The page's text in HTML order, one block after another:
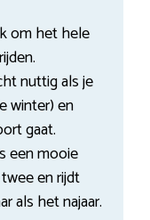
om het hele
nuttig als je
winter) en
gaat.
een mooie
en rijdt
als het najaar.